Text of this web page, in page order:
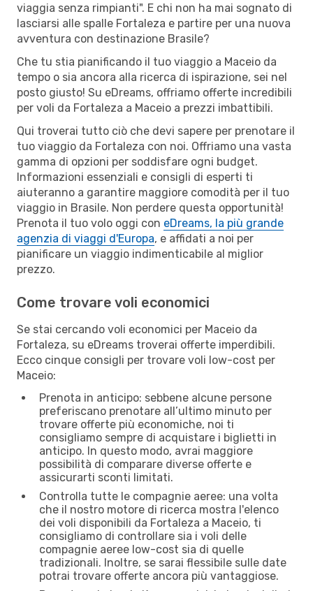
viaggia senza rimpianti". E chi non ha mai sognato di
lasciarsi alle spalle Fortaleza e partire per una nuova
avventura con destinazione Brasile?
Che tu stia pianificando il tuo viaggio a Maceio da
tempo o sia ancora alla ricerca di ispirazione, sei nel
posto giusto! Su eDreams, offriamo offerte incredibili
per voli da Fortaleza a Maceio a prezzi imbattibili.
Qui troverai tutto ciò che devi sapere per prenotare il
tuo viaggio da Fortaleza con noi. Offriamo una vasta
gamma di opzioni per soddisfare ogni budget.
Informazioni essenziali e consigli di esperti ti
aiuteranno a garantire maggiore comodità per il tuo
viaggio in Brasile. Non perdere questa opportunità!
Prenota il tuo volo oggi con eDreams, la più grande
agenzia di viaggi d'Europa, e affidati a noi per
pianificare un viaggio indimenticabile al miglior
prezzo.
Come trovare voli economici
Se stai cercando voli economici per Maceio da
Fortaleza, su eDreams troverai offerte imperdibili.
Ecco cinque consigli per trovare voli low-cost per
Maceio:
Prenota in anticipo: sebbene alcune persone
preferiscano prenotare all’ultimo minuto per
trovare offerte più economiche, noi ti
consigliamo sempre di acquistare i biglietti in
anticipo. In questo modo, avrai maggiore
possibilità di comparare diverse offerte e
assicurarti sconti limitati.
Controlla tutte le compagnie aeree: una volta
che il nostro motore di ricerca mostra l'elenco
dei voli disponibili da Fortaleza a Maceio, ti
consigliamo di controllare sia i voli delle
compagnie aeree low-cost sia di quelle
tradizionali. Inoltre, se sarai flessibile sulle date
potrai trovare offerte ancora più vantaggiose.